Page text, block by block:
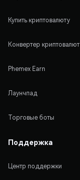
Купить криптовалюту
Конвертер криптовалют
Phemex Earn
Лаунчпад
Торговые боты
Поддержка
Центр поддержки